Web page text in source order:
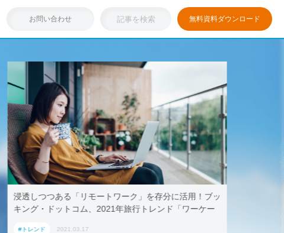
お問い合わせ 無料資料ダウンロード
浸透しつつある「リモートワーク」を存分に活用！ブッ
キング・ドットコム、2021年旅行トレンド「ワーケー
#トレンド 2021.03.17